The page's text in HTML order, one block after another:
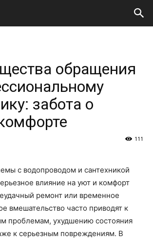
обращения
забота о
111
с водопроводом и сантехникой
влияние на уют и комфорт
ремонт или временное
вмешательство часто приводят к
проблемам, ухудшению состояния
к серьезным повреждениям. В